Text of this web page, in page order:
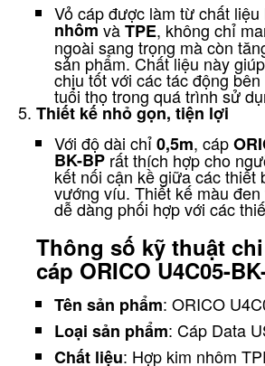
Vỏ cáp được làm từ chất liệu
nhôm vàTPE, không chỉ
ngoài sang trọng mà còn
sản phẩm. Chất liệu này
chịu tốt với các tác động
tuổi thọ trong quá trình sử
Thiết kế nhỏ gọn, tiện lợi
Với độ dài chỉ0,5m, cáp
BK-BP rất thích hợp cho
kết nối cận kề giữa các thiết
vướng víu. Thiết kế màu
dễ dàng phối hợp với các
Thông số kỹ thuật
cáp ORICO U4C05-
Tên sản phẩm: ORICO
Loại sản phẩm: Cáp Data
Chất liệu: Hợp kim nhôm